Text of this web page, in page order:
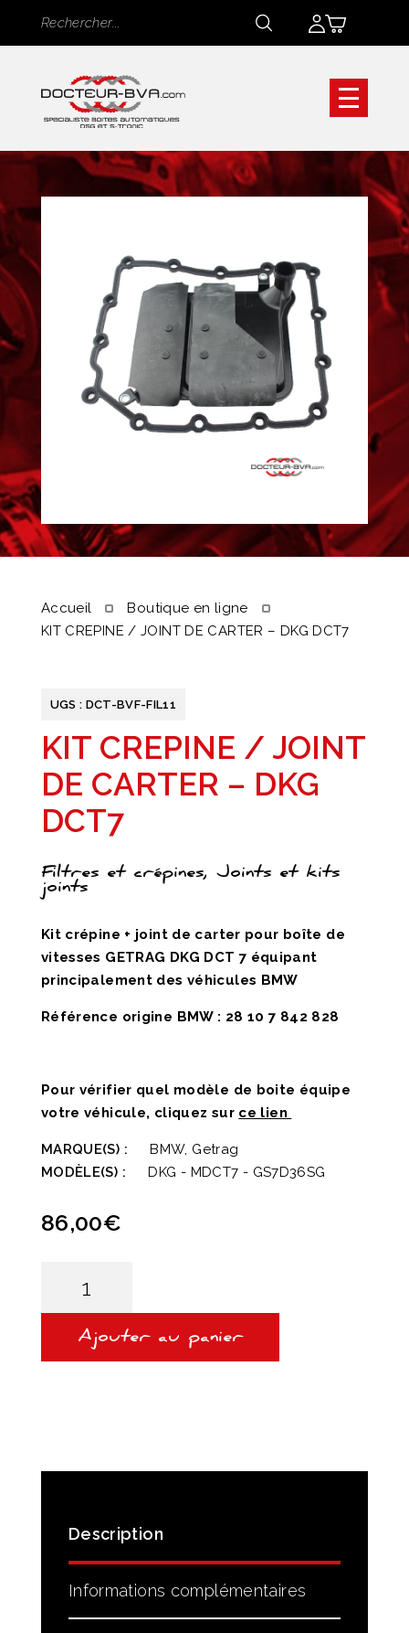
Rechercher
Rechercher
Accueil
Boutique en ligne
KIT CREPINE / JOINT DE CARTER – DKG DCT7
UGS : DCT-BVF-FIL11
KIT CREPINE / JOINT
DE CARTER – DKG
DCT7
Filtres et crépines, Joints et kits
joints
Kit crépine + joint de carter pour boîte de
vitesses GETRAG DKG DCT 7 équipant
principalement des véhicules BMW
Référence origine BMW : 28 10 7 842 828
Pour vérifier quel modèle de boite équipe
votre véhicule, cliquez sur ce lien
MARQUE(S) :
BMW, Getrag
MODÈLE(S) :
DKG - MDCT7 - GS7D36SG
86,00€
CREPINE
Ajouter au panier
Description
Informations complémentaires